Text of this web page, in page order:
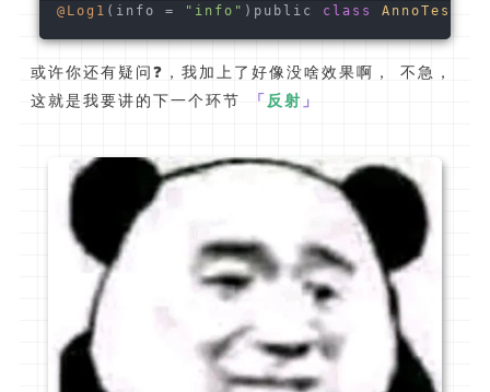
@Log1 (info = "info" )public class AnnoTest
或许你还有疑问❓，我加上了好像没啥效果啊， 不急，
这就是我要讲的下一个环节
「 反射 」